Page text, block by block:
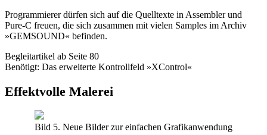
Programmierer dürfen sich auf die Quelltexte in Assembler und
Pure-C freuen, die sich zusammen mit vielen Samples im Archiv
»GEMSOUND« befinden.
Begleitartikel ab Seite 80
Benötigt: Das erweiterte Kontrollfeld »XControl«
Effektvolle Malerei
Bild 5. Neue Bilder zur einfachen Grafikanwendung